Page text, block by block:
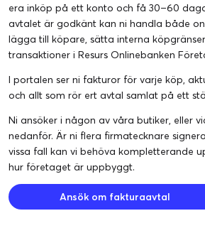
era inköp på ett konto och få 30–60
avtalet är godkänt kan ni handla både
lägga till köpare, sätta interna
transaktioner i Resurs Onlinebanken
I portalen ser ni fakturor för varje köp,
och allt som rör ert avtal samlat på ett
Ni ansöker i någon av våra butiker , eller
nedanför. Är ni flera firmatecknare
vissa fall kan vi behöva kompletterande
hur företaget är uppbyggt.
Ansök om fakturaavtal